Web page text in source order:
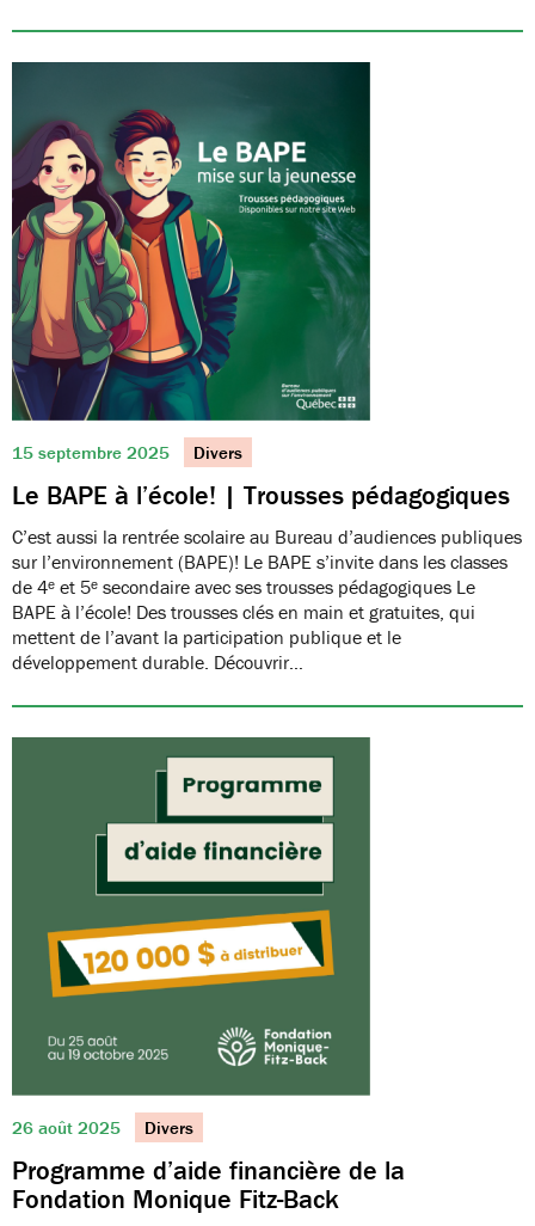
15 septembre 2025 Divers
Le BAPE à l’école! | Trousses pédagogiques
C’est aussi la rentrée scolaire au Bureau d’audiences publiques
sur l’environnement (BAPE)! Le BAPE s’invite dans les classes
de 4ᵉ et 5ᵉ secondaire avec ses trousses pédagogiques Le
BAPE à l’école! Des trousses clés en main et gratuites, qui
mettent de l’avant la participation publique et le
développement durable. Découvrir…
26 août 2025 Divers
Programme d’aide financière de la
Fondation Monique Fitz-Back